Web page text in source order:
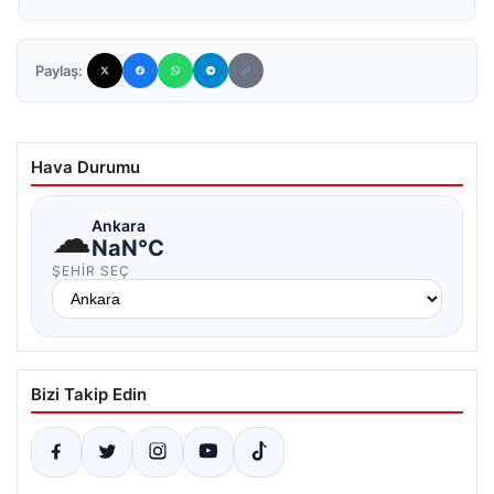
Paylaş:
Hava Durumu
☁Ankara
NaN°C
ŞEHIR SEÇ
Bizi Takip Edin